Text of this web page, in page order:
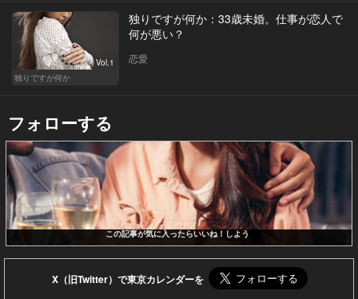
Vol.1
独りですが何か
独りですが何か：33歳未婚。仕事が恋人で
何が悪い？
恋愛
フォローする
この記事が気に入ったらいいね！しよう
X（旧Twitter）で東京カレンダーを